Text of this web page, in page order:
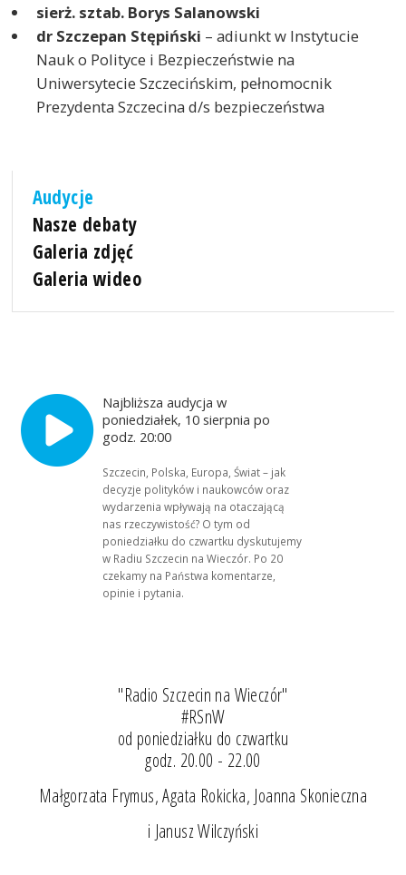
sierż. sztab. Borys Salanowski
dr Szczepan Stępiński – adiunkt w Instytucie
Nauk o Polityce i Bezpieczeństwie na
Uniwersytecie Szczecińskim, pełnomocnik
Prezydenta Szczecina d/s bezpieczeństwa
Audycje
Nasze debaty
Galeria zdjęć
Galeria wideo
Najbliższa audycja w
poniedziałek, 10 sierpnia po
godz. 20:00
Szczecin, Polska, Europa, Świat – jak
decyzje polityków i naukowców oraz
wydarzenia wpływają na otaczającą
nas rzeczywistość? O tym od
poniedziałku do czwartku dyskutujemy
w Radiu Szczecin na Wieczór. Po 20
czekamy na Państwa komentarze,
opinie i pytania.
"Radio Szczecin na Wieczór"
#RSnW
od poniedziałku do czwartku
godz. 20.00 - 22.00
Małgorzata Frymus, Agata Rokicka, Joanna Skonieczna
i Janusz Wilczyński